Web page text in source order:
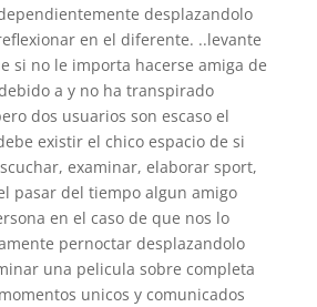
desplazandolo
en el diferente. ..levante
si no le importa hacerse amiga de
a y no ha transpirado
dos usuarios son escaso el
existir el chico espacio de si
examinar, elaborar sport,
pasar del tiempo algun amigo
en el caso de que nos lo
pernoctar desplazandolo
una pelicula sobre completa
unicos y comunicados